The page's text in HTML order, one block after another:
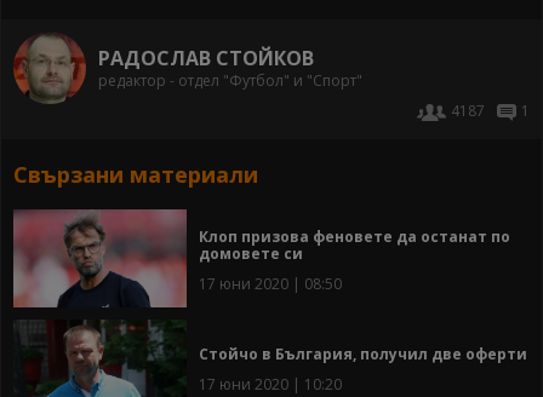
РАДОСЛАВ СТОЙКОВ
редактор - отдел "Футбол" и "Спорт"
4187
1
Свързани материали
Клоп призова феновете да останат по
домовете си
17 юни 2020 | 08:50
Стойчо в България, получил две оферти
17 юни 2020 | 10:20